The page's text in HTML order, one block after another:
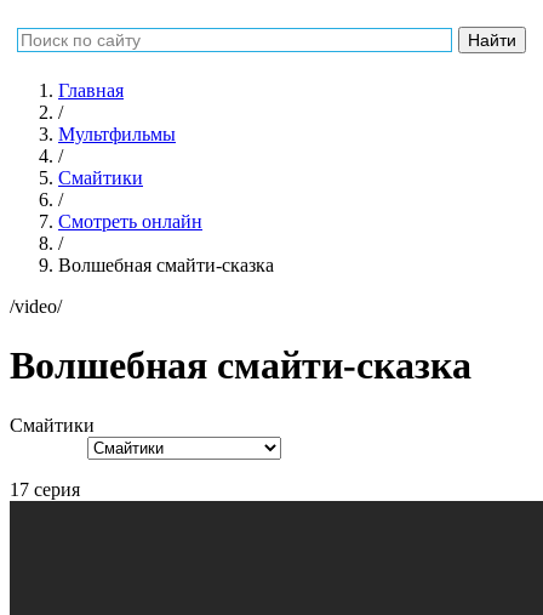
Главная
/
Мультфильмы
/
Смайтики
/
Смотреть онлайн
/
Волшебная смайти-сказка
/video/
Волшебная смайти-сказка
Смайтики
17 серия